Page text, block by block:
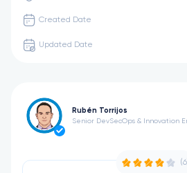
Created Date
Updated Date
Rubén Torrijos
Senior DevSecOps & Innovation